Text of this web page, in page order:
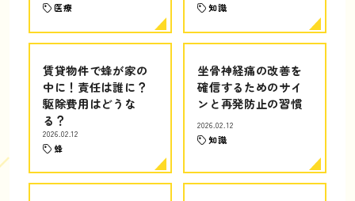
医療 知識
賃貸物件で蜂が家の
中に！責任は誰に？
駆除費用はどうな
る？
2026.02.12
蜂
坐骨神経痛の改善を
確信するためのサイ
ンと再発防止の習慣
2026.02.12
知識